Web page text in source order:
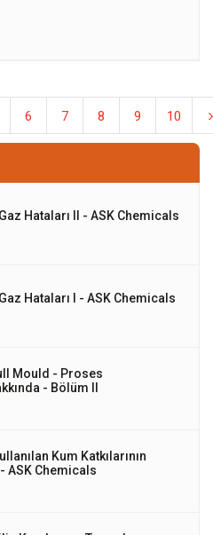
6 7 8 9 10
Hataları II - ASK Chemicals
Hataları I - ASK Chemicals
Mould - Proses
- Bölüm II
Kum Katkılarının
- ASK Chemicals